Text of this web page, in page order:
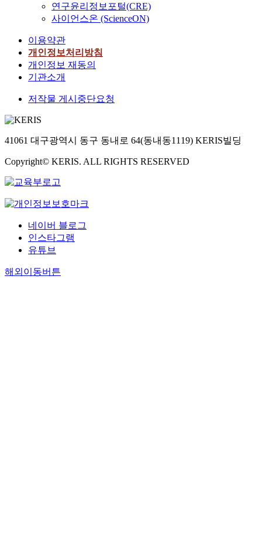
연구윤리정보포털(CRE)
사이언스온 (ScienceON)
이용약관
개인정보처리방침
개인정보 재동의
기관소개
저작물 게시중단요청
41061 대구광역시 동구 동내로 64(동내동1119) KERIS빌딩
Copyright© KERIS. ALL RIGHTS RESERVED
네이버 블로그
인스타그램
유튜브
해외이동버튼